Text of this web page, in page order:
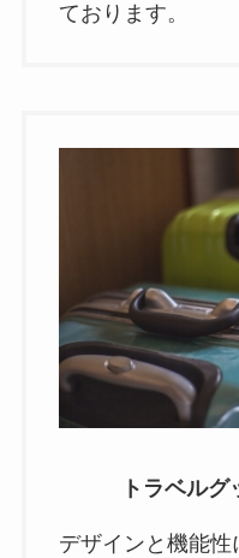
ております。
トラベルグ
デザインと機能性